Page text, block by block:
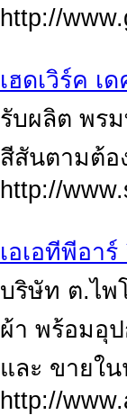
http://
เฮดเวิร์ค เ
รับผลิต พร
สีสันตามต้อ
http://
เอเอทีพีอา
บริษัท ต.ไพ
ผ้า พร้อมอุ
และ ขายใน
http://